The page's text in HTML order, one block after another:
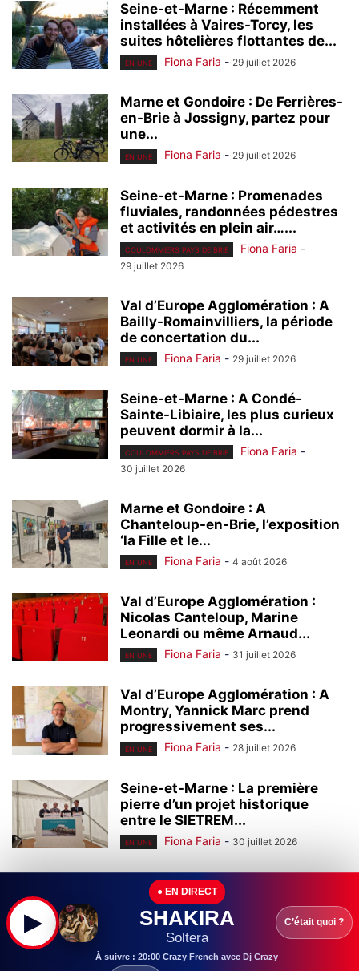
Seine-et-Marne : Récemment
installées à Vaires-Torcy, les
suites hôtelières flottantes de...
EN UNE Fiona Faria - 29 juillet 2026
Marne et Gondoire : De Ferrières-
en-Brie à Jossigny, partez pour
une...
EN UNE Fiona Faria - 29 juillet 2026
Seine-et-Marne : Promenades
fluviales, randonnées pédestres
et activités en plein air…...
COULOMMIERS PAYS DE BRIE Fiona Faria -
29 juillet 2026
Val d’Europe Agglomération : A
Bailly-Romainvilliers, la période
de concertation du...
EN UNE Fiona Faria - 29 juillet 2026
Seine-et-Marne : A Condé-
Sainte-Libiaire, les plus curieux
peuvent dormir à la...
COULOMMIERS PAYS DE BRIE Fiona Faria -
30 juillet 2026
Marne et Gondoire : A
Chanteloup-en-Brie, l’exposition
‘la Fille et le...
EN UNE Fiona Faria - 4 août 2026
Val d’Europe Agglomération :
Nicolas Canteloup, Marine
Leonardi ou même Arnaud...
EN UNE Fiona Faria - 31 juillet 2026
Val d’Europe Agglomération : A
Montry, Yannick Marc prend
progressivement ses...
EN UNE Fiona Faria - 28 juillet 2026
Seine-et-Marne : La première
pierre d’un projet historique
entre le SIETREM...
EN UNE Fiona Faria - 30 juillet 2026
Seine-et-Marne : Leader mondial
de l’homéopathie, l’entreprise
Boiron (Montévrain) continue à...
Fiona Faria 29 juillet 2026
▶
● EN DIRECT
SHAKIRA
Soltera
À suivre : 20:00 Crazy French avec Dj Crazy
C’était quoi ?